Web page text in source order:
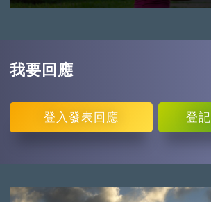
我要回應
登入 發表回應 登記